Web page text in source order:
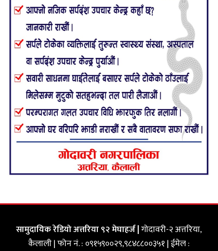
सामुदायिक रेडियो अत्तरिया ९२ मेघाहर्ज |गोदावरी-२ अत्तरिया,
कैलाली | फोन नं. : ०९१५९००२९,९८४८८००३५१ | ईमेल :